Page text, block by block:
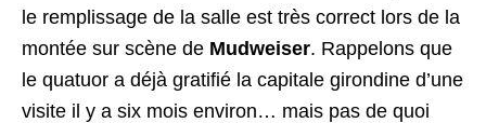
le remplissage de la salle est très correct lors de la
montée sur scène de Mudweiser. Rappelons que
le quatuor a déjà gratifié la capitale girondine d’une
visite il y a six mois environ… mais pas de quoi